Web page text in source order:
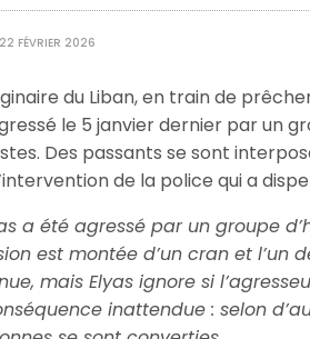
22 FÉVRIER 2026
du Liban, en train de
le 5 janvier dernier par un
Des passants se sont
de la police qui a
a été agressé par un groupe
est montée d’un cran et l’un
mais Elyas ignore si
inattendue : selon